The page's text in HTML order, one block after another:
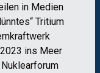
in Medien
Tritium
ins Meer